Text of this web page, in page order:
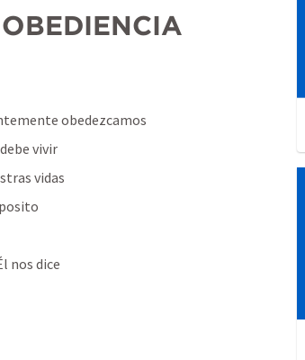
obedezcamos
vivir
vidas
nos dice